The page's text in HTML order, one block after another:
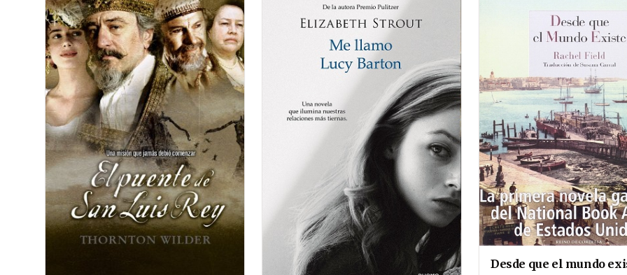
Desde que el mundo